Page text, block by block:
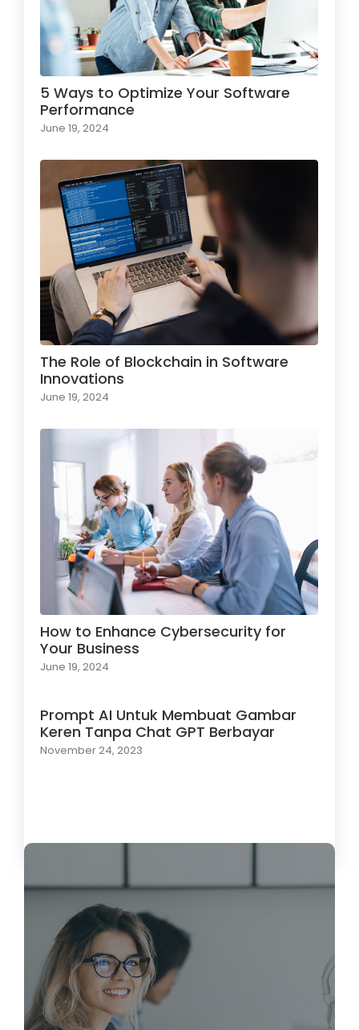
5 Ways to Optimize Your Software
Performance
June 19, 2024
The Role of Blockchain in Software
Innovations
June 19, 2024
How to Enhance Cybersecurity for
Your Business
June 19, 2024
Prompt AI Untuk Membuat Gambar
Keren Tanpa Chat GPT Berbayar
November 24, 2023